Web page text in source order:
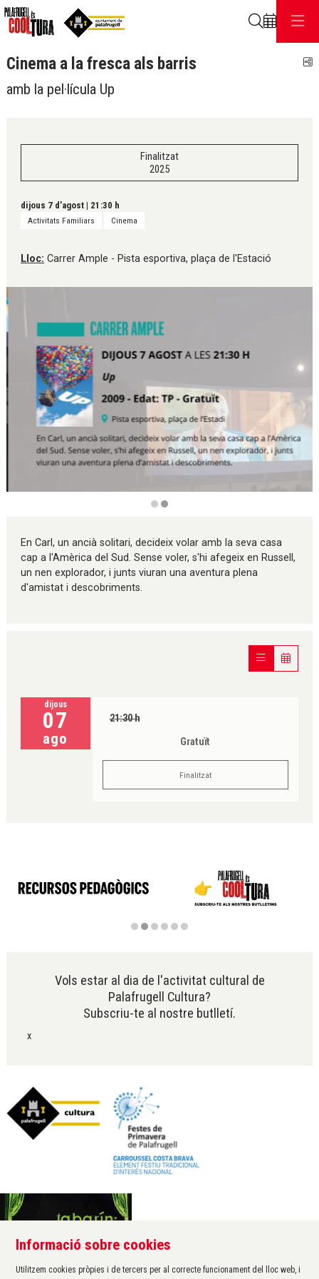
Cinema a la fresca als barris
amb la pel·lícula Up
Finalitzat
2025
dijous 7 d’agost | 21:30 h
Activitats Familiars Cinema
Lloc: Carrer Ample - Pista esportiva, plaça de l'Estació
En Carl, un ancià solitari, decideix volar amb la seva casa
cap a l'Amèrica del Sud. Sense voler, s'hi afegeix en Russell,
un nen explorador, i junts viuran una aventura plena
d'amistat i descobriments.
dijous
07
ago
21:30 h
Gratuït
Finalitzat
Vols estar al dia de l'activitat cultural de
Palafrugell Cultura?
Subscriu-te al nostre butlletí.
x
Àrea de cultura de l'Ajuntament de Palafrugell
Informació sobre cookies
Utilitzem cookies pròpies i de tercers per al correcte funcionament del lloc web, i